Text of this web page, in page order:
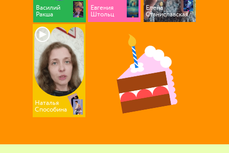
▶
Наталья
Способина
Елена
Станиславская
Евгения
Штольц
Василий
Ракша